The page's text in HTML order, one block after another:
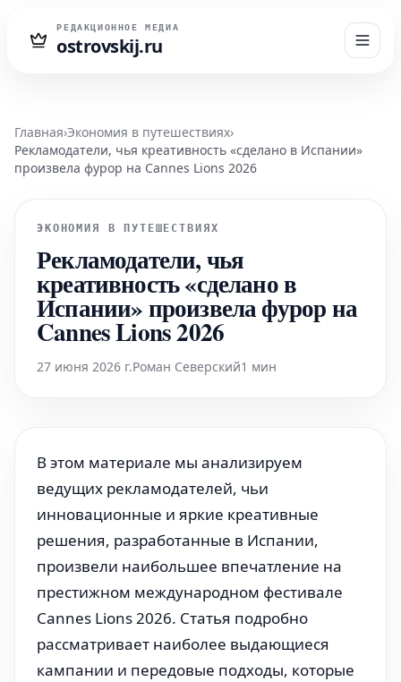
РЕДАКЦИОННОЕ МЕДИА
ostrovskij.ru
Главная›Экономия в путешествиях›
Рекламодатели, чья креативность «сделано в Испании»
произвела фурор на Cannes Lions 2026
ЭКОНОМИЯ В ПУТЕШЕСТВИЯХ
Рекламодатели, чья
креативность «сделано в
Испании» произвела фурор на
Cannes Lions 2026
27 июня 2026 г.Роман Северский1 мин
В этом материале мы анализируем
ведущих рекламодателей, чьи
инновационные и яркие креативные
решения, разработанные в Испании,
произвели наибольшее впечатление на
престижном международном фестивале
Cannes Lions 2026. Статья подробно
рассматривает наиболее выдающиеся
кампании и передовые подходы, которые